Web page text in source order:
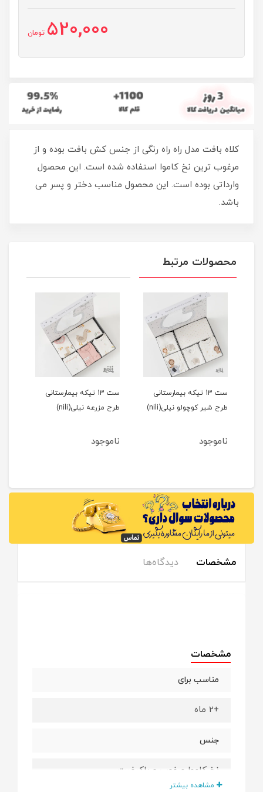
520,000 تومان
کلاه بافت مدل راه راه رنگی از جنس کش بافت بوده و از
مرغوب ترین نخ کاموا استفاده شده است. این محصول
وارداتی بوده است. این محصول مناسب دختر و پسر می
باشد.
محصولات مرتبط
ست 13 تیکه بیمارستانی
طرح شیر کوچولو نیلی(nili)
ناموجود
ست 13 تیکه بیمارستانی
طرح مزرعه نیلی(nili)
ناموجود
مشخصات دیدگاه‌ها
مشخصات
مناسب برای
+2 ماه
جنس
نخ کاموا مرغوب و باکیفیت
مشاهده بیشتر